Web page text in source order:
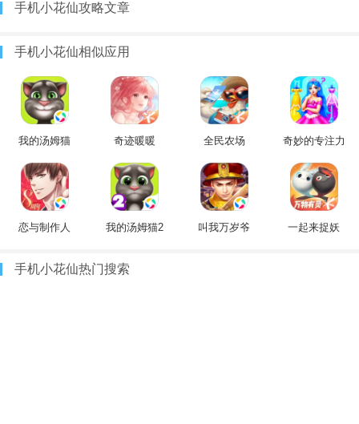
手机小花仙攻略文章
手机小花仙相似应用
我的汤姆猫 奇迹暖暖 全民农场 奇妙的专注力
恋与制作人 我的汤姆猫2 叫我万岁爷 一起来捉妖
手机小花仙热门搜索